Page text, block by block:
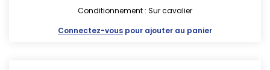
Conditionnement : Sur cavalier
Connectez-vous pour ajouter au panier